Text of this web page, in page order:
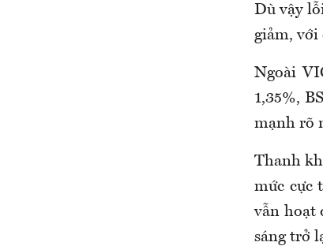
Dù vậy
giảm, với
Ngoài
1,35%,
mạnh rõ
Thanh
mức cực
vẫn hoạt
sáng trở